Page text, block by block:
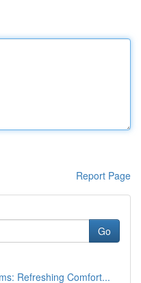
Report Page
Go
Refreshing Comfort...